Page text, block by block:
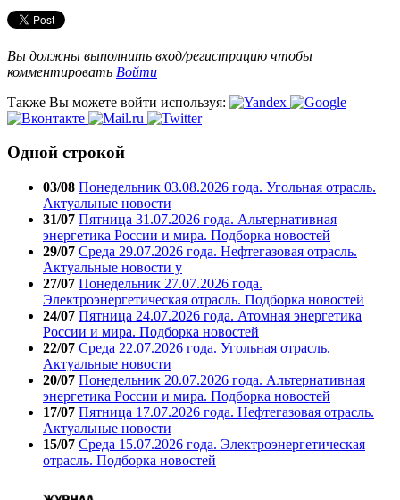
Вы должны выполнить вход/регистрацию чтобы
комментировать Войти
Также Вы можете войти используя:
Одной строкой
03/08 Понедельник 03.08.2026 года. Угольная отрасль.
Актуальные новости
31/07 Пятница 31.07.2026 года. Альтернативная
энергетика России и мира. Подборка новостей
29/07 Среда 29.07.2026 года. Нефтегазовая отрасль.
Актуальные новости у
27/07 Понедельник 27.07.2026 года.
Электроэнергетическая отрасль. Подборка новостей
24/07 Пятница 24.07.2026 года. Атомная энергетика
России и мира. Подборка новостей
22/07 Среда 22.07.2026 года. Угольная отрасль.
Актуальные новости
20/07 Понедельник 20.07.2026 года. Альтернативная
энергетика России и мира. Подборка новостей
17/07 Пятница 17.07.2026 года. Нефтегазовая отрасль.
Актуальные новости
15/07 Среда 15.07.2026 года. Электроэнергетическая
отрасль. Подборка новостей